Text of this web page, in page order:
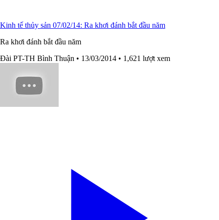
Kinh tế thủy sản 07/02/14: Ra khơi đánh bắt đầu năm
Ra khơi đánh bắt đầu năm
Đài PT-TH Bình Thuận • 13/03/2014 • 1,621 lượt xem